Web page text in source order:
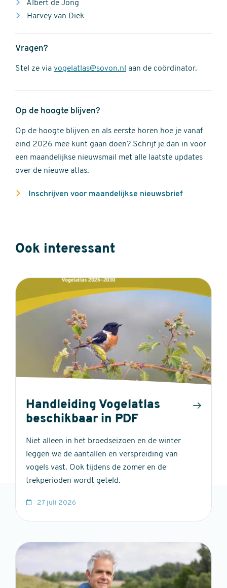
Albert de Jong
Harvey van Diek
Vragen?
Stel ze via vogelatlas@sovon.nl aan de coördinator.
Op de hoogte blijven?
Op de hoogte blijven en als eerste horen hoe je vanaf
eind 2026 mee kunt gaan doen? Schrijf je dan in voor
een maandelijkse nieuwsmail met alle laatste updates
over de nieuwe atlas.
Inschrijven voor maandelijkse nieuwsbrief
Ook interessant
Handleiding Vogelatlas
beschikbaar in PDF
Niet alleen in het broedseizoen en de winter
leggen we de aantallen en verspreiding van
vogels vast. Ook tijdens de zomer en de
trekperioden wordt geteld.
27 juli 2026